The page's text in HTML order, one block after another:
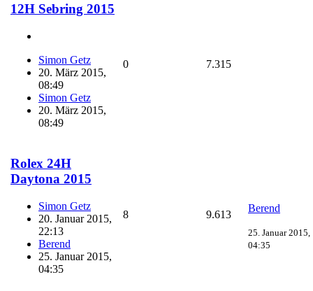
12H Sebring 2015
Simon Getz
20. März 2015,
08:49
Simon Getz
20. März 2015,
08:49
0 7.315
Rolex 24H
Daytona 2015
Simon Getz
20. Januar 2015,
22:13
Berend
25. Januar 2015,
04:35
8 9.613
Berend
25. Januar 2015,
04:35